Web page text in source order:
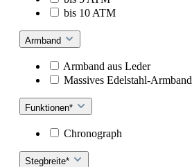
bis 10 ATM
Armband
Armband aus Leder
Massives Edelstahl-Armband
Funktionen*
Chronograph
Stegbreite*